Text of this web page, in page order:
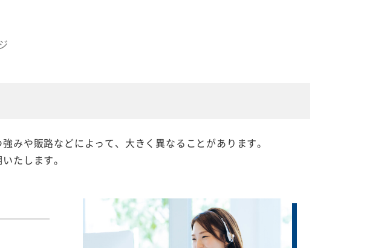
みや販路などによって、大きく異なることがあります。
たします。